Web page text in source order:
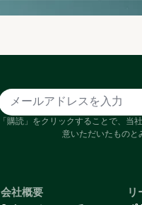
「購読」をクリックすることで、当
意いただいたものと
会社概要 リ